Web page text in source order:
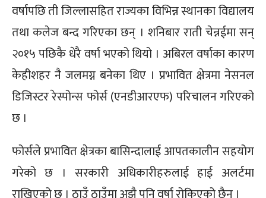
वर्षापछि ती जिल्लासहित राज्यका विभिन्न स्थानका विद्यालय
तथा कलेज बन्द गरिएका छन् । शनिबार राती चेन्नईमा सन्
२०१५ पछिकै धेरै वर्षा भएको थियो । अबिरल वर्षाका कारण
केहीशहर नै जलमग्न बनेका थिए । प्रभावित क्षेत्रमा नेसनल
डिजिस्टर रेस्पोन्स फोर्स (एनडीआरएफ) परिचालन गरिएको
छ ।
फोर्सले प्रभावित क्षेत्रका बासिन्दालाई आपतकालीन सहयोग
गरेको छ । सरकारी अधिकारीहरुलाई हाई अलर्टमा